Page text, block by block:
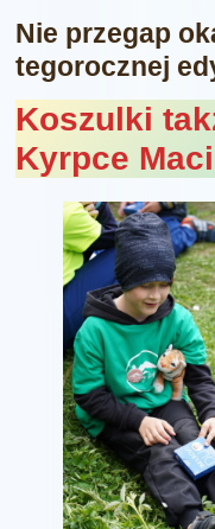
Nie przegap
tegorocznej
Koszulki
Kyrpce